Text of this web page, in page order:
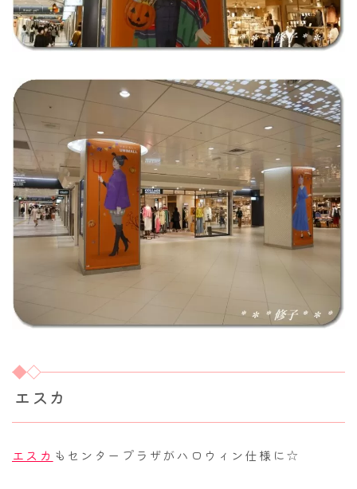
エスカ
エスカ もセンタープラザがハロウィン仕様に☆